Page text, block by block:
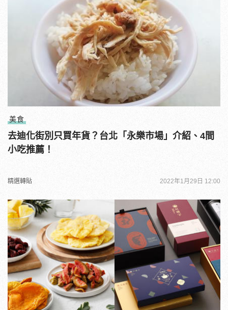
美食
去迪化街別只買年貨？台北「永樂市場」介紹、4間
小吃推薦！
精選轉貼 2022年1月29日 12:00